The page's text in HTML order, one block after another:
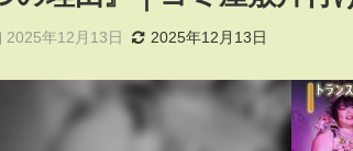
2025年12月13日 2025年12月13日